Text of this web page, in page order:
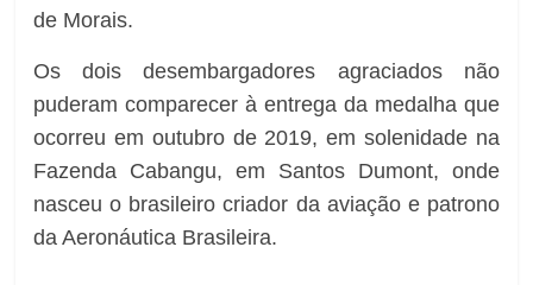
de Morais.
Os dois desembargadores agraciados não
puderam comparecer à entrega da medalha que
ocorreu em outubro de 2019, em solenidade na
Fazenda Cabangu, em Santos Dumont, onde
nasceu o brasileiro criador da aviação e patrono
da Aeronáutica Brasileira.